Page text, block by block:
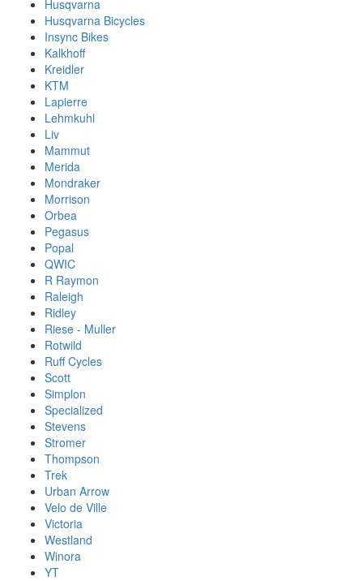
Husqvarna
Husqvarna Bicycles
Insync Bikes
Kalkhoff
Kreidler
KTM
Lapierre
Lehmkuhl
Liv
Mammut
Merida
Mondraker
Morrison
Orbea
Pegasus
Popal
QWIC
R Raymon
Raleigh
Ridley
Riese - Muller
Rotwild
Ruff Cycles
Scott
Simplon
Specialized
Stevens
Stromer
Thompson
Trek
Urban Arrow
Velo de Ville
Victoria
Westland
Winora
YT